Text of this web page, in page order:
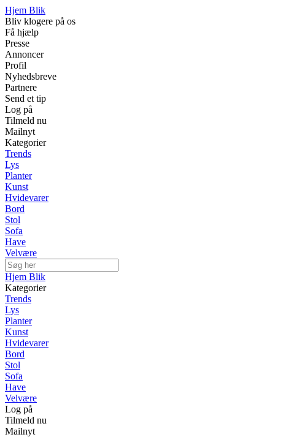
Hjem Blik
Bliv klogere på os
Få hjælp
Presse
Annoncer
Profil
Nyhedsbreve
Partnere
Send et tip
Log på
Tilmeld nu
Mailnyt
Kategorier
Trends
Lys
Planter
Kunst
Hvidevarer
Bord
Stol
Sofa
Have
Velvære
Hjem Blik
Kategorier
Trends
Lys
Planter
Kunst
Hvidevarer
Bord
Stol
Sofa
Have
Velvære
Log på
Tilmeld nu
Mailnyt